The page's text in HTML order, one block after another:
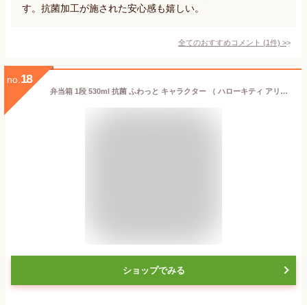
す。抗菌加工が施された安心感も嬉しい。
全てのおすすめコメント (1件) >
no. 18
弁当箱 1段 530ml 抗菌 ふわっと キャラクター （ ハローキティ アリエル ラプンツェル ベル ミッキーマウス ミニーマウス スヌーピー トトロ ポケモン シナモロール クロミ ハンギョドン ポチャッコ バンビ マイメロディ ） 【39ショップ】
ショップでみる